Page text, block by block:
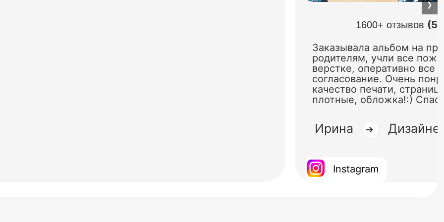
1600+ отзывов
Заказывала альбом на
родителям, учли все
верстке, оперативно все
согласование. Очень
качество печати,
плотные, обложка!:)
Ирина ➔
Instagram
❯